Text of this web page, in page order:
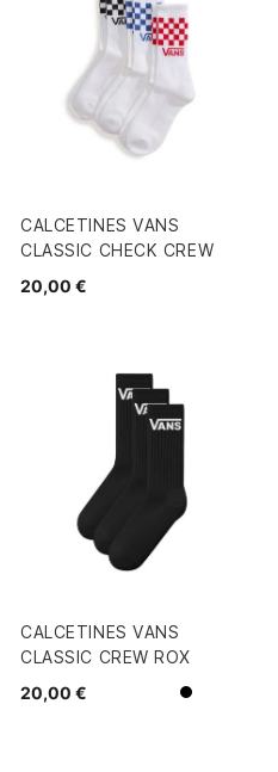
CALCETINES VANS
CLASSIC CHECK CREW
20,00 €
CALCETINES VANS
CLASSIC CREW ROX
20,00 €
Negro